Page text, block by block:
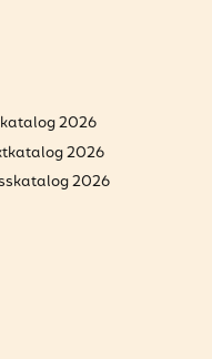
2026
2026
2026